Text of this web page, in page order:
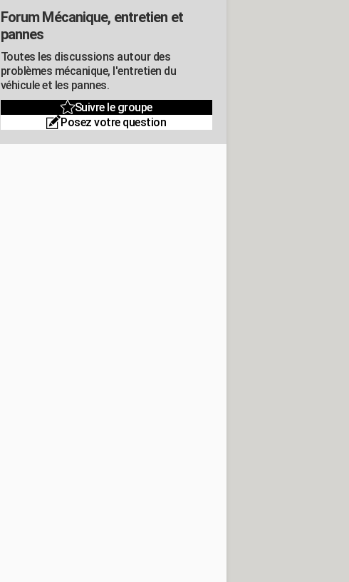
Forum Mécanique, entretien et
pannes
Toutes les discussions autour des
problèmes mécanique, l'entretien du
véhicule et les pannes.
Suivre le groupe
Posez votre question